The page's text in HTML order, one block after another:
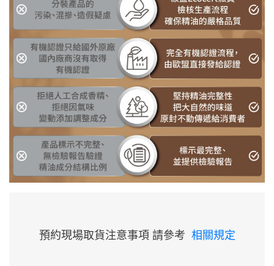
預約現場取貨注意事項 請參考 相關規定